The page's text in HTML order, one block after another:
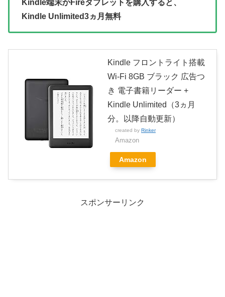
Kindle端末かFireタブレットを購入すると、
Kindle Unlimited3ヵ月無料
Kindle フロントライト搭載
Wi-Fi 8GB ブラック 広告つ
き 電子書籍リーダー +
Kindle Unlimited（3ヵ月
分。以降自動更新）
created by Rinker
Amazon
Amazon
スポンサーリンク